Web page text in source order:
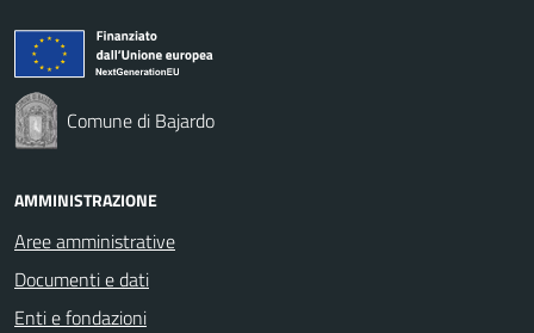
Comune di Bajardo
AMMINISTRAZIONE
Aree amministrative
Documenti e dati
Enti e fondazioni